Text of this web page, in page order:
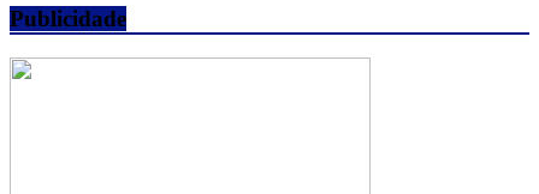
Publicidade